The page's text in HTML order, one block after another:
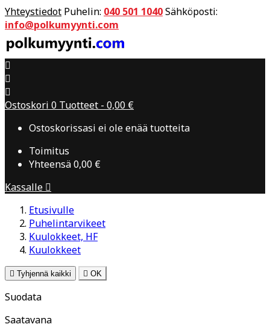
Yhteystiedot Puhelin: 040 501 1040Sähköposti:
info@polkumyynti.com



Ostoskori 0 Tuotteet - 0,00 €
Ostoskorissasi ei ole enää tuotteita
Toimitus
Yhteensä0,00 €
Kassalle 
Etusivulle
Puhelintarvikeet
Kuulokkeet, HF
Kuulokkeet
 Tyhjennä kaikki  OK
Suodata
Saatavana